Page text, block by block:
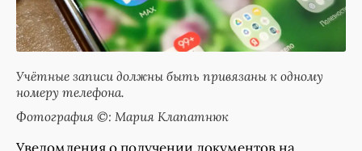
Учётные записи должны быть привязаны к одному
номеру телефона.
Фотография ©: Мария Клапатнюк